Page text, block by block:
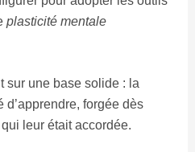
plasticité mentale
sur une base solide : la
forgée dès
qui leur était accordée.